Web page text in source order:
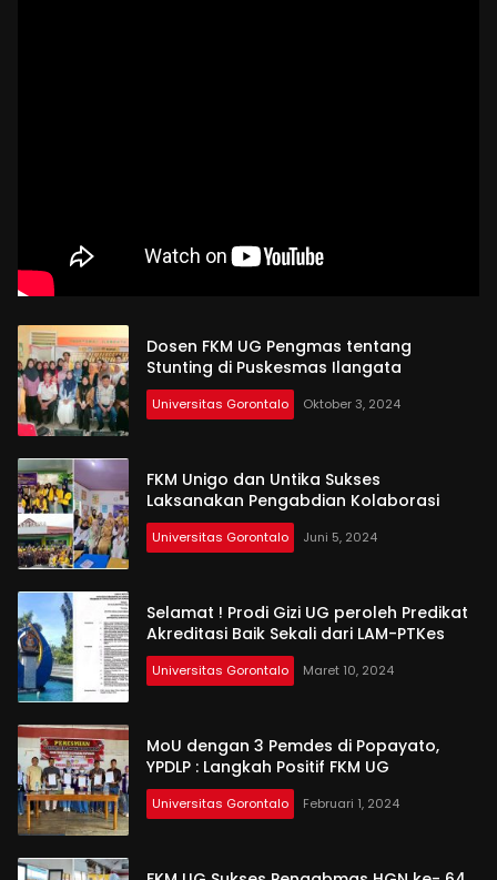
Dosen FKM UG Pengmas tentang
Stunting di Puskesmas Ilangata
Universitas Gorontalo Oktober 3, 2024
FKM Unigo dan Untika Sukses
Laksanakan Pengabdian Kolaborasi
Universitas Gorontalo Juni 5, 2024
Selamat ! Prodi Gizi UG peroleh Predikat
Akreditasi Baik Sekali dari LAM-PTKes
Universitas Gorontalo Maret 10, 2024
MoU dengan 3 Pemdes di Popayato,
YPDLP : Langkah Positif FKM UG
Universitas Gorontalo Februari 1, 2024